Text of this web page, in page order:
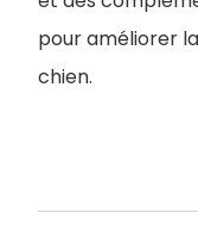
pour améliorer
chien.